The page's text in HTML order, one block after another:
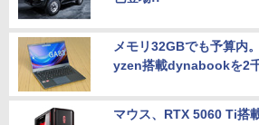
メモリ32GBでも予算内
yzen搭載dynabookを2
マウス、RTX 5060 Ti搭